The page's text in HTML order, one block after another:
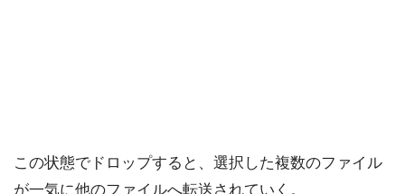
この状態でドロップすると、選択した複数のファイル
が一気に他のファイルへ転送されていく。